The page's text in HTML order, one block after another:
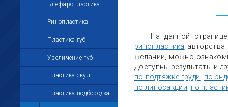
Блефаропластика
Ринопластика
Пластика губ
Увеличение губ
Пластика скул
Пластика подбородка
На данной
ринопластика авторства
желании, можно
Доступны результаты и
по подтяжке груди
по
по липосакции по